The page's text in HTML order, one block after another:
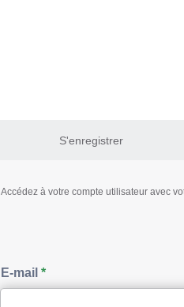
S'enregistrer
Accédez à votre compte utilisateur avec
E-mail